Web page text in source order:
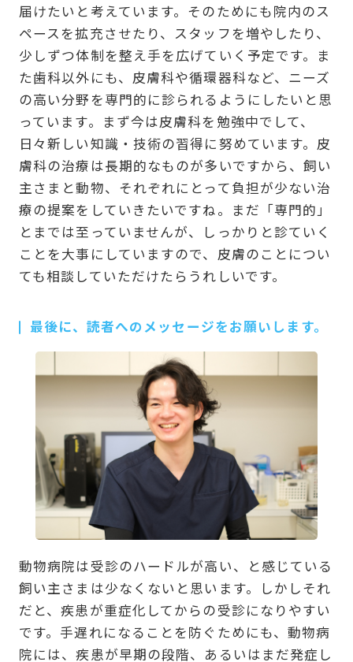
届けたいと考えています。そのためにも院内のス
ペースを拡充させたり、スタッフを増やしたり、
少しずつ体制を整え手を広げていく予定です。ま
た歯科以外にも、皮膚科や循環器科など、ニーズ
の高い分野を専門的に診られるようにしたいと思
っています。まず今は皮膚科を勉強中でして、
日々新しい知識・技術の習得に努めています。皮
膚科の治療は長期的なものが多いですから、飼い
主さまと動物、それぞれにとって負担が少ない治
療の提案をしていきたいですね。まだ「専門的」
とまでは至っていませんが、しっかりと診ていく
ことを大事にしていますので、皮膚のことについ
ても相談していただけたらうれしいです。
最後に、読者へのメッセージをお願いします。
動物病院は受診のハードルが高い、と感じている
飼い主さまは少なくないと思います。しかしそれ
だと、疾患が重症化してからの受診になりやすい
です。手遅れになることを防ぐためにも、動物病
院には、疾患が早期の段階、あるいはまだ発症し